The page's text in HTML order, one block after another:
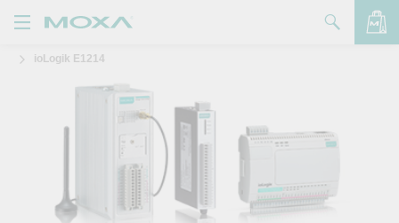
品 ioLogik E1214